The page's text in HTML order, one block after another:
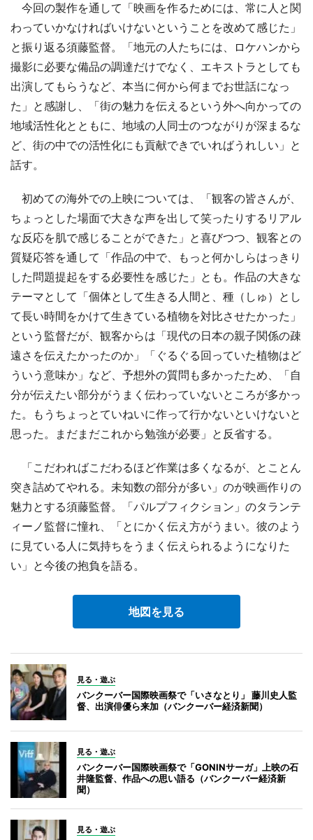
今回の製作を通して「映画を作るためには、常に人と関
わっていかなければいけないということを改めて感じた」
と振り返る須藤監督。「地元の人たちには、ロケハンから
撮影に必要な備品の調達だけでなく、エキストラとしても
出演してもらうなど、本当に何から何までお世話になっ
た」と感謝し、「街の魅力を伝えるという外へ向かっての
地域活性化とともに、地域の人同士のつながりが深まるな
ど、街の中での活性化にも貢献できでいればうれしい」と
話す。
初めての海外での上映については、「観客の皆さんが、
ちょっとした場面で大きな声を出して笑ったりするリアル
な反応を肌で感じることができた」と喜びつつ、観客との
質疑応答を通して「作品の中で、もっと何かしらはっきり
した問題提起をする必要性を感じた」とも。作品の大きな
テーマとして「個体として生きる人間と、種（しゅ）とし
て長い時間をかけて生きている植物を対比させたかった」
という監督だが、観客からは「現代の日本の親子関係の疎
遠さを伝えたかったのか」「ぐるぐる回っていた植物はど
ういう意味か」など、予想外の質問も多かったため、「自
分が伝えたい部分がうまく伝わっていないところが多かっ
た。もうちょっとていねいに作って行かないといけないと
思った。まだまだこれから勉強が必要」と反省する。
「こだわればこだわるほど作業は多くなるが、とことん
突き詰めてやれる。未知数の部分が多い」のが映画作りの
魅力とする須藤監督。「パルプフィクション」のタランテ
ィーノ監督に憧れ、「とにかく伝え方がうまい。彼のよう
に見ている人に気持ちをうまく伝えられるようになりた
い」と今後の抱負を語る。
地図を見る
見る・遊ぶ
バンクーバー国際映画祭で「いさなとり」 藤川史人監
督、出演俳優ら来加（バンクーバー経済新聞）
見る・遊ぶ
バンクーバー国際映画祭で「GONINサーガ」上映の石
井隆監督、作品への思い語る（バンクーバー経済新
聞）
見る・遊ぶ